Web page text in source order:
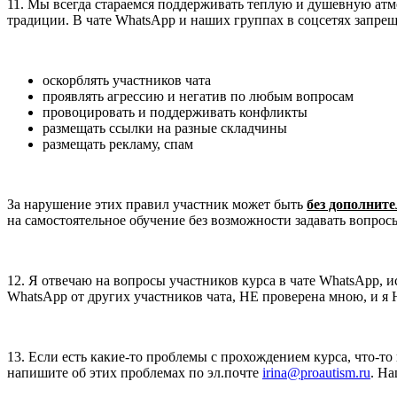
11. Мы всегда стараемся поддерживать теплую и душевную
традиции. В чате WhatsApp и наших группах в соцсетях
оскорблять участников чата
проявлять агрессию и негатив по любым вопросам
провоцировать и поддерживать конфликты
размещать ссылки на разные складчины
размещать рекламу, спам
За нарушение этих правил участник может быть без
на самостоятельное обучение без возможности задавать
12. Я отвечаю на вопросы участников курса в чате WhatsApp,
WhatsApp от других участников чата, НЕ проверена мною, и
13. Если есть какие-то проблемы с прохождением курса, что-
напишите об этих проблемах по эл.почте irina@proautism.ru.